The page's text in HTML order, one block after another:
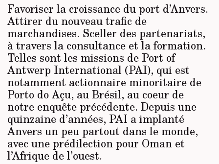
Favoriser la croissance du port d’Anvers.
Attirer du nouveau trafic de
marchandises. Sceller des partenariats,
à travers la consultance et la formation.
Telles sont les missions de Port of
Antwerp International (PAI), qui est
notamment actionnaire minoritaire de
Porto do Açu, au Brésil, au coeur de
notre enquête précédente. Depuis une
quinzaine d’années, PAI a implanté
Anvers un peu partout dans le monde,
avec une prédilection pour Oman et
l’Afrique de l’ouest.